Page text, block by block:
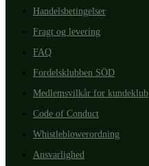
Handelsbetingelser
Fragt og levering
FAQ
Fordelsklubben SÖD
Medlemsvilkår for kundeklub
Code of Conduct
Whistleblowerordning
Ansvarlighed